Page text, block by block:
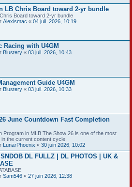
LB Chris Board toward 2-yr bundle
Board toward 2-yr bundle
Alexismac « 04 juil. 2026, 10:19
Racing with U4GM
Blustery « 03 juil. 2026, 10:43
Guide U4GM
Blustery « 03 juil. 2026, 10:33
June Countdown Fast Completion
Program in MLB The Show 26 is one of the most
the current content cycle.
LunarPhoenix « 30 juin 2026, 10:02
DL FULLZ | DL PHOTOS | UK &
Sam546 « 27 juin 2026, 12:38